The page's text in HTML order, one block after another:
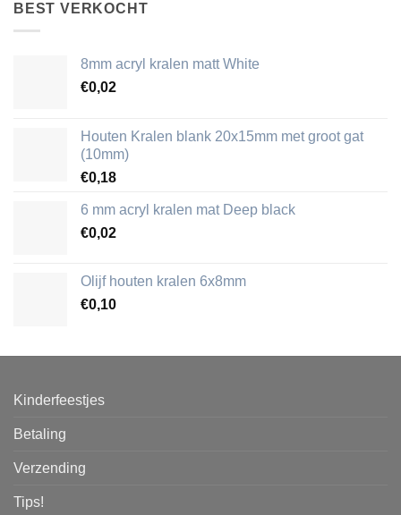
BEST VERKOCHT
8mm acryl kralen matt White
€0,02
Houten Kralen blank 20x15mm met groot gat
(10mm)
€0,18
6 mm acryl kralen mat Deep black
€0,02
Olijf houten kralen 6x8mm
€0,10
Kinderfeestjes
Betaling
Verzending
Tips!